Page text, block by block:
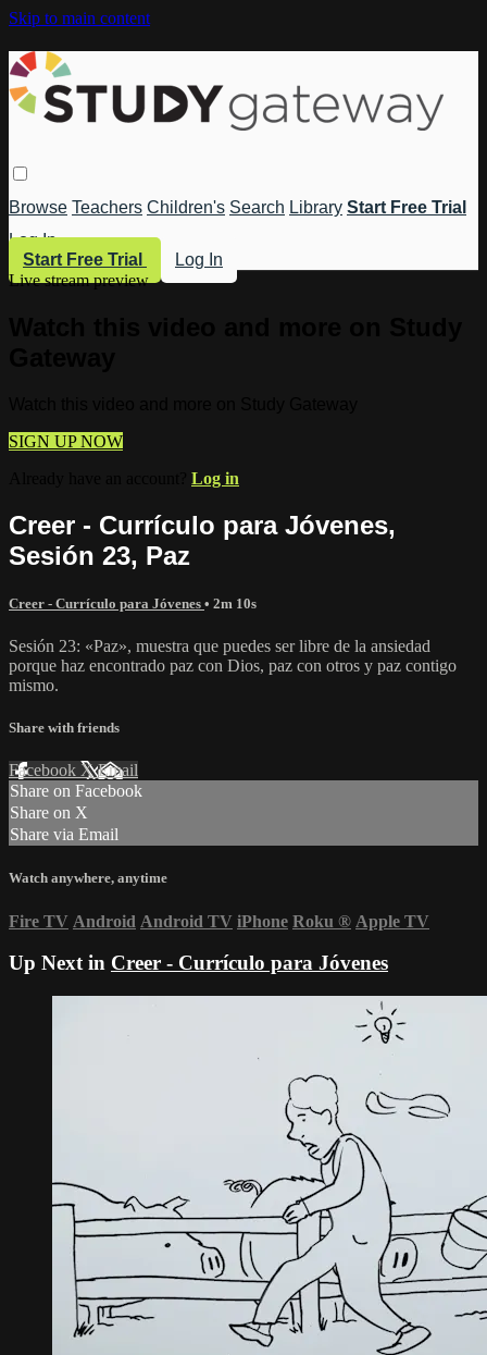
Skip to main content
Browse Teachers Children's Search Library Start Free Trial
Log In
Start Free Trial
Log In
Live stream preview
SIGN UP NOW
Log in
Creer - Currículo para Jóvenes,
Sesión 23, Paz
Creer - Currículo para Jóvenes • 2m 10s
Sesión 23: «Paz», muestra que puedes ser libre de la ansiedad
porque haz encontrado paz con Dios, paz con otros y paz contigo
mismo.
Share with friends
Facebook XEmail
Share on Facebook
Share on X
Share via Email
Watch anywhere, anytime
Fire TV Android Android TV iPhone Roku ® Apple TV
Up Next in Creer - Currículo para Jóvenes